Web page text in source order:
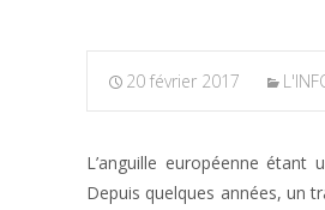
20 février 2017
L’anguille européenne
Depuis quelques années, un